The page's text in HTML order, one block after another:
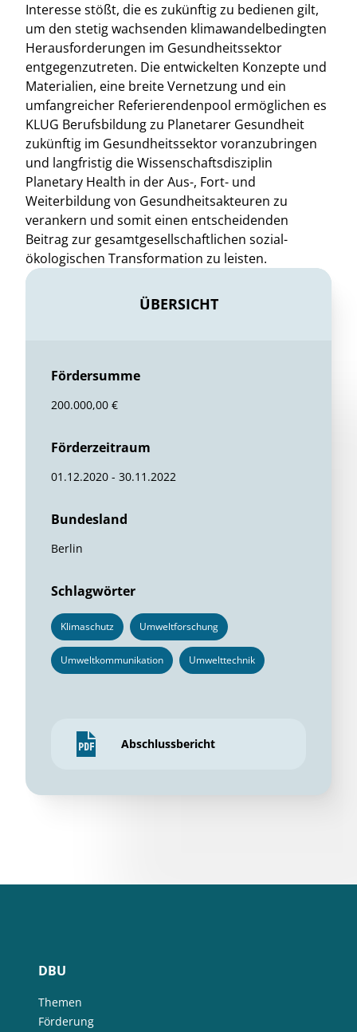
Interesse stößt, die es zukünftig zu bedienen gilt,
um den stetig wachsenden klimawandelbedingten
Herausforderungen im Gesundheitssektor
entgegenzutreten. Die entwickelten Konzepte und
Materialien, eine breite Vernetzung und ein
umfangreicher Referierendenpool ermöglichen es
KLUG Berufsbildung zu Planetarer Gesundheit
zukünftig im Gesundheitssektor voranzubringen
und langfristig die Wissenschaftsdisziplin
Planetary Health in der Aus-, Fort- und
Weiterbildung von Gesundheitsakteuren zu
verankern und somit einen entscheidenden
Beitrag zur gesamtgesellschaftlichen sozial-
ökologischen Transformation zu leisten.
ÜBERSICHT
Fördersumme
200.000,00 €
Förderzeitraum
01.12.2020 - 30.11.2022
Bundesland
Berlin
Schlagwörter
Klimaschutz Umweltforschung
Umweltkommunikation Umwelttechnik
Abschlussbericht
DBU
Themen
Förderung